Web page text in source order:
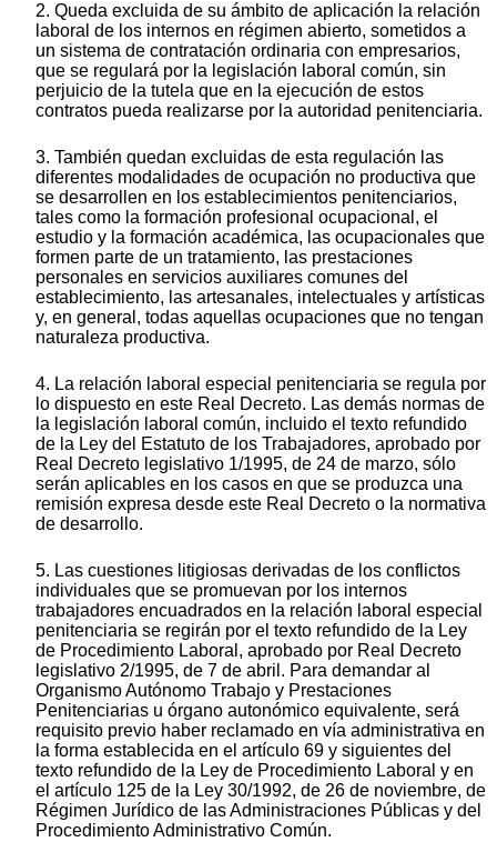
2. Queda excluida de su ámbito de aplicación la relación
laboral de los internos en régimen abierto, sometidos a
un sistema de contratación ordinaria con empresarios,
que se regulará por la legislación laboral común, sin
perjuicio de la tutela que en la ejecución de estos
contratos pueda realizarse por la autoridad penitenciaria.
3. También quedan excluidas de esta regulación las
diferentes modalidades de ocupación no productiva que
se desarrollen en los establecimientos penitenciarios,
tales como la formación profesional ocupacional, el
estudio y la formación académica, las ocupacionales que
formen parte de un tratamiento, las prestaciones
personales en servicios auxiliares comunes del
establecimiento, las artesanales, intelectuales y artísticas
y, en general, todas aquellas ocupaciones que no tengan
naturaleza productiva.
4. La relación laboral especial penitenciaria se regula por
lo dispuesto en este Real Decreto. Las demás normas de
la legislación laboral común, incluido el texto refundido
de la Ley del Estatuto de los Trabajadores, aprobado por
Real Decreto legislativo 1/1995, de 24 de marzo, sólo
serán aplicables en los casos en que se produzca una
remisión expresa desde este Real Decreto o la normativa
de desarrollo.
5. Las cuestiones litigiosas derivadas de los conflictos
individuales que se promuevan por los internos
trabajadores encuadrados en la relación laboral especial
penitenciaria se regirán por el texto refundido de la Ley
de Procedimiento Laboral, aprobado por Real Decreto
legislativo 2/1995, de 7 de abril. Para demandar al
Organismo Autónomo Trabajo y Prestaciones
Penitenciarias u órgano autonómico equivalente, será
requisito previo haber reclamado en vía administrativa en
la forma establecida en el artículo 69 y siguientes del
texto refundido de la Ley de Procedimiento Laboral y en
el artículo 125 de la Ley 30/1992, de 26 de noviembre, de
Régimen Jurídico de las Administraciones Públicas y del
Procedimiento Administrativo Común.